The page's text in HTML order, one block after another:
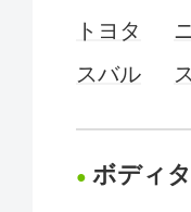
トヨタ
スバル
ボディ